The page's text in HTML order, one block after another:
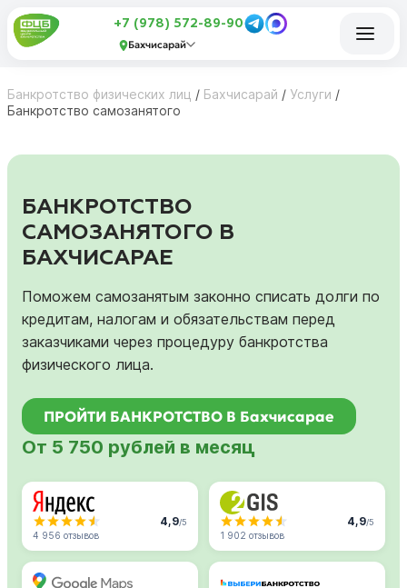
+7 (978) 572-89-90
Бахчисарай
Банкротство физических лиц / Бахчисарай / Услуги /
Банкротство самозанятого
БАНКРОТСТВО
САМОЗАНЯТОГО В
БАХЧИСАРАЕ
Поможем самозанятым законно списать долги по
кредитам, налогам и обязательствам перед
заказчиками через процедуру банкротства
физического лица.
ПРОЙТИ БАНКРОТСТВО В Бахчисарае
От 5 750 рублей в месяц
4,9/5
4 956 отзывов
4,9/5
1 902 отзывов